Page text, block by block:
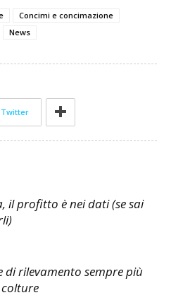
Concimi e concimazione
News
Twitter
il profitto è nei dati (se sai
di rilevamento sempre più